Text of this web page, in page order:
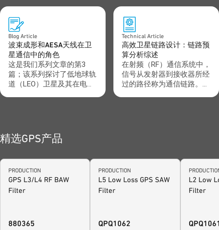
面，并初步讨论了其对5G
物联网（IoT）网络的影
响。在本文中，我们将更深
入地探索卫星网状网络与非
地面网络（NTN）的融合，
以及它们如何改变未来的通
信格局。
和天线复用器如何帮助工程
师创建更复杂的下一代无线
l连接解决方案 解密射频滤
波器如何实现众多无线设备
共存 点 击下载
Blog Article
波束成形和AESA天线在卫
星通信中的角色
这是我们系列文章的第3
篇；该系列探讨了低地球轨
道（LEO）卫星及其在电
技术如何改写太空竞赛格
局》，第2篇：《推动通信
通信扩展中的角色》。
Technical Article
高效卫星链路设计：链路预
算分析综述
在射频（RF）通信系统中，
信号从发射器到接收器所经
过的路径称为通信链路。在
精选GPS产品
PRODUCTION
GPS L3/L4 RF BAW
Filter
880365
PRODUCTION
L5 Low Loss GPS SAW
Filter
QPQ1062
L2 Low
Filter